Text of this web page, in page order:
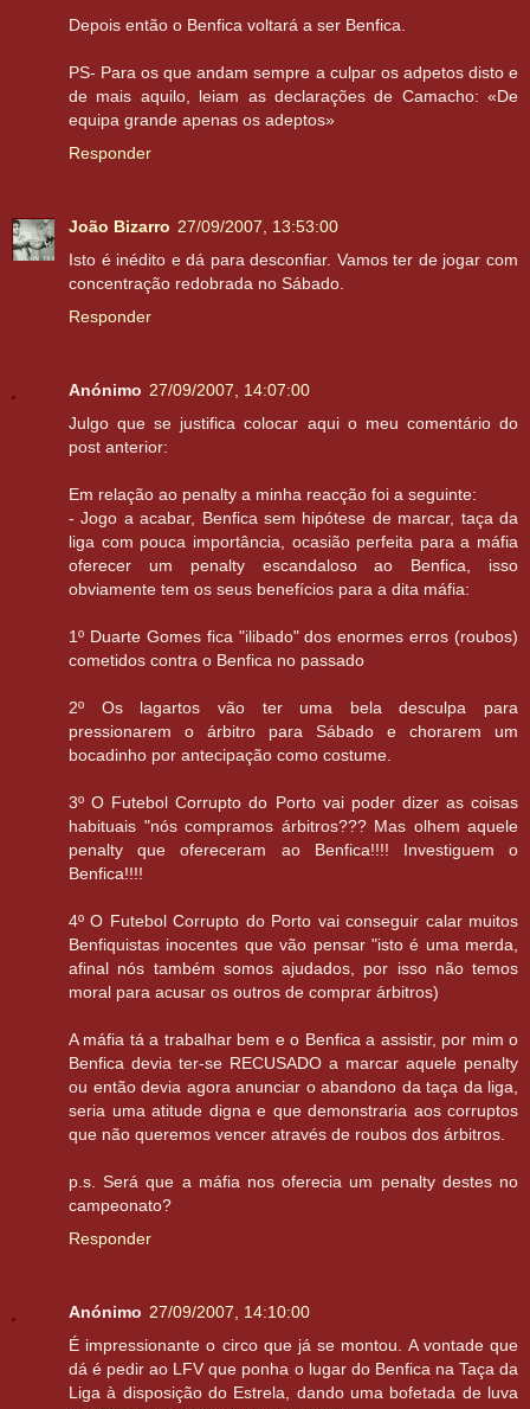
Depois então o Benfica voltará a ser Benfica.
PS- Para os que andam sempre a culpar os adpetos disto e
de mais aquilo, leiam as declarações de Camacho: «De
equipa grande apenas os adeptos»
Responder
João Bizarro 27/09/2007, 13:53:00
Isto é inédito e dá para desconfiar. Vamos ter de jogar com
concentração redobrada no Sábado.
Responder
Anónimo 27/09/2007, 14:07:00
Julgo que se justifica colocar aqui o meu comentário do
post anterior:
Em relação ao penalty a minha reacção foi a seguinte:
- Jogo a acabar, Benfica sem hipótese de marcar, taça da
liga com pouca importância, ocasião perfeita para a máfia
oferecer um penalty escandaloso ao Benfica, isso
obviamente tem os seus benefícios para a dita máfia:
1º Duarte Gomes fica "ilibado" dos enormes erros (roubos)
cometidos contra o Benfica no passado
2º Os lagartos vão ter uma bela desculpa para
pressionarem o árbitro para Sábado e chorarem um
bocadinho por antecipação como costume.
3º O Futebol Corrupto do Porto vai poder dizer as coisas
habituais "nós compramos árbitros??? Mas olhem aquele
penalty que ofereceram ao Benfica!!!! Investiguem o
Benfica!!!!
4º O Futebol Corrupto do Porto vai conseguir calar muitos
Benfiquistas inocentes que vão pensar "isto é uma merda,
afinal nós também somos ajudados, por isso não temos
moral para acusar os outros de comprar árbitros)
A máfia tá a trabalhar bem e o Benfica a assistir, por mim o
Benfica devia ter-se RECUSADO a marcar aquele penalty
ou então devia agora anunciar o abandono da taça da liga,
seria uma atitude digna e que demonstraria aos corruptos
que não queremos vencer através de roubos dos árbitros.
p.s. Será que a máfia nos oferecia um penalty destes no
campeonato?
Responder
Anónimo 27/09/2007, 14:10:00
É impressionante o circo que já se montou. A vontade que
dá é pedir ao LFV que ponha o lugar do Benfica na Taça da
Liga à disposição do Estrela, dando uma bofetada de luva